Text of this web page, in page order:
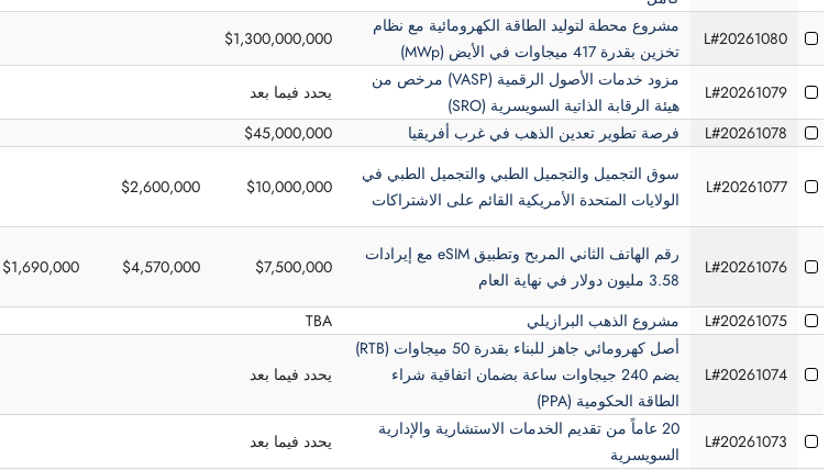
L#20261080
مشروع محطة لتوليد الطاقة الكهرومائية مع نظام
تخزين بقدرة 417 ميجاوات في الأيض (MWp)
$1,300,000,000
L#20261079
مزود خدمات الأصول الرقمية (VASP) مرخص من
هيئة الرقابة الذاتية السويسرية (SRO)
يحدد فيما بعد
L#20261078
فرصة تطوير تعدين الذهب في غرب أفريقيا $45,000,000
L#20261077
سوق التجميل والتجميل الطبي والتجميل الطبي في
الولايات المتحدة الأمريكية القائم على الاشتراكات
$10,000,000
$2,600,000
L#20261076
رقم الهاتف الثاني المربح وتطبيق eSIM مع إيرادات
3.58 مليون دولار في نهاية العام
$7,500,000
$4,570,000
$1,690,000
L#20261075
مشروع الذهب البرازيلي TBA
L#20261074
أصل كهرومائي جاهز للبناء بقدرة 50 ميجاوات (RTB)
يضم 240 جيجاوات ساعة بضمان اتفاقية شراء
الطاقة الحكومية (PPA)
يحدد فيما بعد
L#20261073
20 عاماً من تقديم الخدمات الاستشارية والإدارية
السويسرية
يحدد فيما بعد